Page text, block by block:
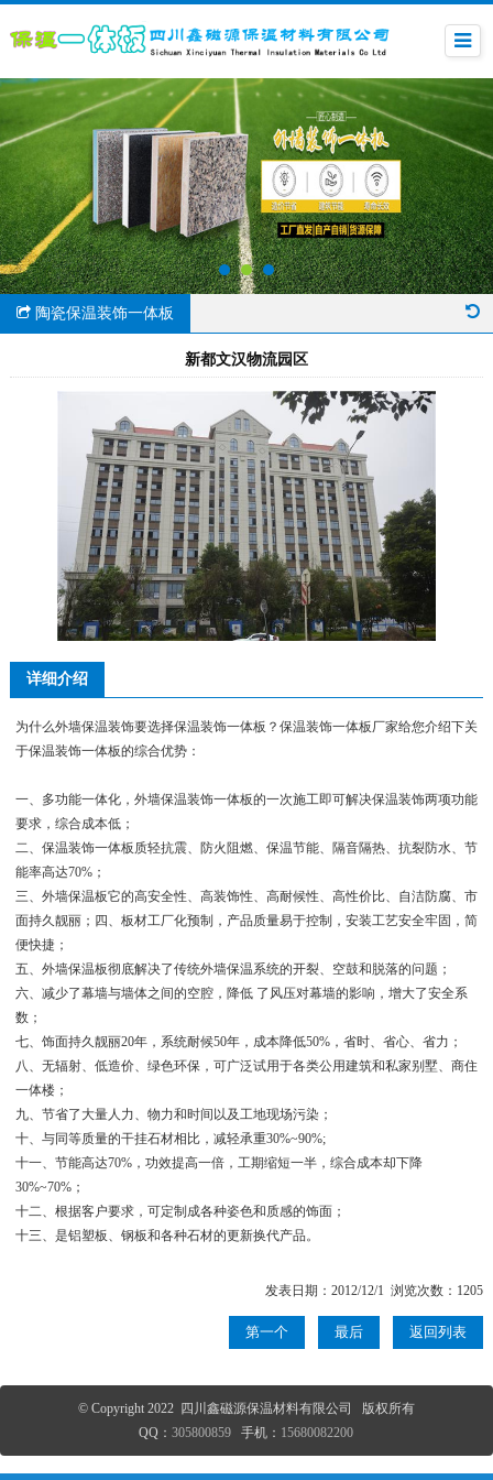
陶瓷保温装饰一体板
新都文汉物流园区
详细介绍
为什么外墙保温装饰要选择保温装饰一体板？保温装饰一体板厂家给您介绍下关
于保温装饰一体板的综合优势：
一、多功能一体化，外墙保温装饰一体板的一次施工即可解决保温装饰两项功能
要求，综合成本低；
二、保温装饰一体板质轻抗震、防火阻燃、保温节能、隔音隔热、抗裂防水、节
能率高达70%；
三、外墙保温板它的高安全性、高装饰性、高耐候性、高性价比、自洁防腐、市
面持久靓丽；四、板材工厂化预制，产品质量易于控制，安装工艺安全牢固，简
便快捷；
五、外墙保温板彻底解决了传统外墙保温系统的开裂、空鼓和脱落的问题；
六、减少了幕墙与墙体之间的空腔，降低 了风压对幕墙的影响，增大了安全系
数；
七、饰面持久靓丽20年，系统耐候50年，成本降低50%，省时、省心、省力；
八、无辐射、低造价、绿色环保，可广泛试用于各类公用建筑和私家别墅、商住
一体楼；
九、节省了大量人力、物力和时间以及工地现场污染；
十、与同等质量的干挂石材相比，减轻承重30%~90%;
十一、节能高达70%，功效提高一倍，工期缩短一半，综合成本却下降
30%~70%；
十二、根据客户要求，可定制成各种姿色和质感的饰面；
十三、是铝塑板、钢板和各种石材的更新换代产品。
发表日期：2012/12/1 浏览次数：1205
第一个 最后 返回列表
© Copyright 2022 四川鑫磁源保温材料有限公司 版权所有
QQ：305800859 手机： 15680082200